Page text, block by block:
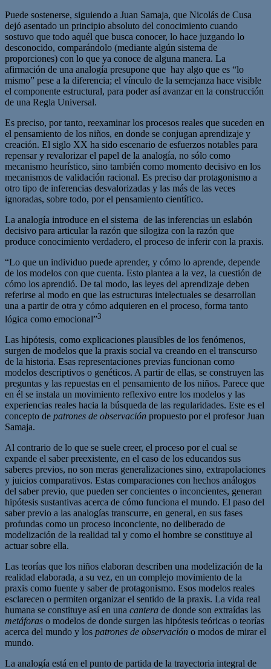
Puede sostenerse, siguiendo a Juan Samaja, que Nicolás de Cusa
dejó asentado un principio absoluto del conocimiento cuando
sostuvo que todo aquél que busca conocer, lo hace juzgando lo
desconocido, comparándolo (mediante algún sistema de
proporciones) con lo que ya conoce de alguna manera. La
afirmación de una analogía presupone que hay algo que es “lo
mismo” pese a la diferencia; el vínculo de la semejanza hace visible
el componente estructural, para poder así avanzar en la construcción
de una Regla Universal.
Es preciso, por tanto, reexaminar los procesos reales que suceden en
el pensamiento de los niños, en donde se conjugan aprendizaje y
creación. El siglo XX ha sido escenario de esfuerzos notables para
repensar y revalorizar el papel de la analogía, no sólo como
mecanismo heurístico, sino también como momento decisivo en los
mecanismos de validación racional. Es preciso dar protagonismo a
otro tipo de inferencias desvalorizadas y las más de las veces
ignoradas, sobre todo, por el pensamiento científico.
La analogía introduce en el sistema de las inferencias un eslabón
decisivo para articular la razón que silogiza con la razón que
produce conocimiento verdadero, el proceso de inferir con la praxis.
“Lo que un individuo puede aprender, y cómo lo aprende, depende
de los modelos con que cuenta. Esto plantea a la vez, la cuestión de
cómo los aprendió. De tal modo, las leyes del aprendizaje deben
referirse al modo en que las estructuras intelectuales se desarrollan
una a partir de otra y cómo adquieren en el proceso, forma tanto
lógica como emocional”3
Las hipótesis, como explicaciones plausibles de los fenómenos,
surgen de modelos que la praxis social va creando en el transcurso
de la historia. Esas representaciones previas funcionan como
modelos descriptivos o genéticos. A partir de ellas, se construyen las
preguntas y las repuestas en el pensamiento de los niños. Parece que
en él se instala un movimiento reflexivo entre los modelos y las
experiencias reales hacia la búsqueda de las regularidades. Este es el
concepto de patrones de observación propuesto por el profesor Juan
Samaja.
Al contrario de lo que se suele creer, el proceso por el cual se
expande el saber preexistente, en el caso de los educandos sus
saberes previos, no son meras generalizaciones sino, extrapolaciones
y juicios comparativos. Estas comparaciones con hechos análogos
del saber previo, que pueden ser concientes o inconcientes, generan
hipótesis sustantivas acerca de cómo funciona el mundo. El paso del
saber previo a las analogías transcurre, en general, en sus fases
profundas como un proceso inconciente, no deliberado de
modelización de la realidad tal y como el hombre se constituye al
actuar sobre ella.
Las teorías que los niños elaboran describen una modelización de la
realidad elaborada, a su vez, en un complejo movimiento de la
praxis como fuente y saber de protagonismo. Esos modelos reales
esclarecen o permiten organizar el sentido de la praxis. La vida real
humana se constituye así en una cantera de donde son extraídas las
metáforas o modelos de donde surgen las hipótesis teóricas o teorías
acerca del mundo y los patrones de observación o modos de mirar el
mundo.
La analogía está en el punto de partida de la trayectoria integral de